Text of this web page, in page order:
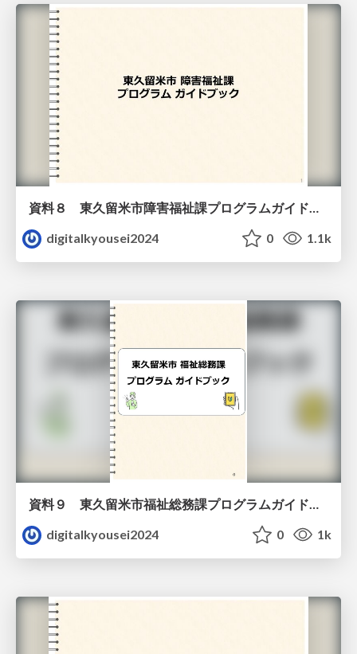
資料８ 東久留米市障害福祉課プログラムガイドブック（教材）
digitalkyousei2024
0 1.1k
資料９ 東久留米市福祉総務課プログラムガイドブック（教材）
digitalkyousei2024
0 1k